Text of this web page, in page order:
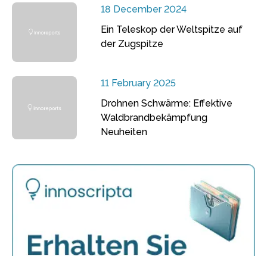
18 December 2024
Ein Teleskop der Weltspitze auf
der Zugspitze
11 February 2025
Drohnen Schwärme: Effektive
Waldbrandbekämpfung
Neuheiten